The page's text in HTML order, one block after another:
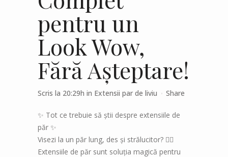
pentru un
Look Wow,
Fără Așteptare!
Scris la 20:29h in Extensii par de liviu Share
✨ Tot ce trebuie să știi despre extensiile de
păr ✨
Visezi la un păr lung, des și strălucitor? 💁‍♀️
Extensiile de păr sunt soluția magică pentru